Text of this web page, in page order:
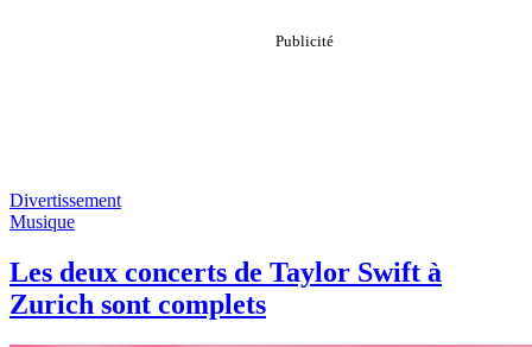
Divertissement
Musique
Les deux concerts de Taylor Swift à
Zurich sont complets